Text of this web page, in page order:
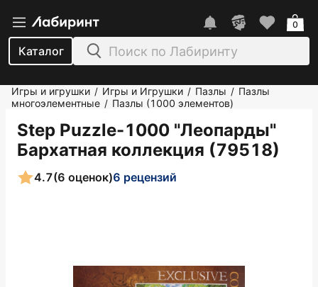
Каталог
0
Игры и игрушки / Игры и Игрушки / Пазлы / Пазлы
многоэлементные / Пазлы (1000 элементов)
Step Puzzle-1000 "Леопарды"
Бархатная коллекция (79518)
4.7(6 оценок)6 рецензий